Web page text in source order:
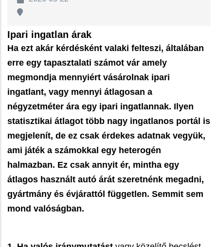
Ipari ingatlan árak
Ha ezt akár kérdésként valaki felteszi, általában
erre egy tapasztalati számot vár amely
megmondja mennyiért vásárolnak ipari
ingatlant, vagy mennyi átlagosan a
négyzetméter ára egy ipari ingatlannak. Ilyen
statisztikai átlagot több nagy ingatlanos portál is
megjelenít, de ez csak érdekes adatnak vegyük,
ami játék a számokkal egy heterogén
halmazban. Ez csak annyit ér, mintha egy
átlagos használt autó árát szeretnénk megadni,
gyártmány és évjárattól független. Semmit sem
mond valóságban.